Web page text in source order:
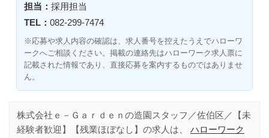
担当： 採用担当
TEL： 082-299-7474
※応募や求人内容の確認は、求人番号を控えたうえでハローワ
ークへご相談ください。掲載の連絡先はハローワーク求人票に
記載された情報であり、直接応募を案内するものではありませ
ん。
株式会社ｅ－Ｇａｒｄｅｎの造園スタッフ／佐伯区／【未
経験者歓迎】【残業ほぼなし】の求人は、 ハローワーク